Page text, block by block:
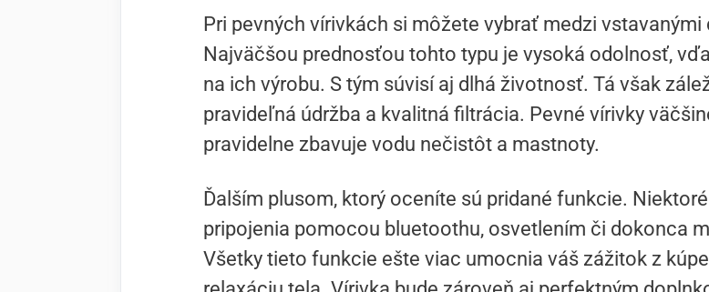
Pri pevných vírivkách si môžete vybrať medzi
Najväčšou prednosťou tohto typu je vysoká odolnosť,
na ich výrobu. S tým súvisí aj dlhá životnosť. Tá však
pravideľná údržba a kvalitná filtrácia. Pevné vírivky
pravidelne zbavuje vodu nečistôt a mastnoty.
Ďalším plusom, ktorý oceníte sú pridané funkcie.
pripojenia pomocou bluetoothu, osvetlením či dokonca
Všetky tieto funkcie ešte viac umocnia váš zážitok z